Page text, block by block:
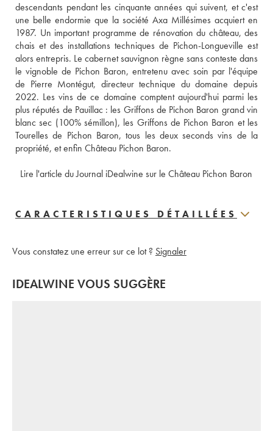
descendants pendant les cinquante années qui suivent, et c'est
une belle endormie que la société Axa Millésimes acquiert en
1987. Un important programme de rénovation du château, des
chais et des installations techniques de Pichon-Longueville est
alors entrepris. Le cabernet sauvignon règne sans conteste dans
le vignoble de Pichon Baron, entretenu avec soin par l'équipe
de Pierre Montégut, directeur technique du domaine depuis
2022. Les vins de ce domaine comptent aujourd'hui parmi les
plus réputés de Pauillac : les Griffons de Pichon Baron grand vin
blanc sec (100% sémillon), les Griffons de Pichon Baron et les
Tourelles de Pichon Baron, tous les deux seconds vins de la
propriété, et enfin Château Pichon Baron.
Lire l'article du Journal iDealwine sur le Château Pichon Baron
CARACTERISTIQUES DÉTAILLÉES
Vous constatez une erreur sur ce lot ? Signaler
IDEALWINE VOUS SUGGÈRE